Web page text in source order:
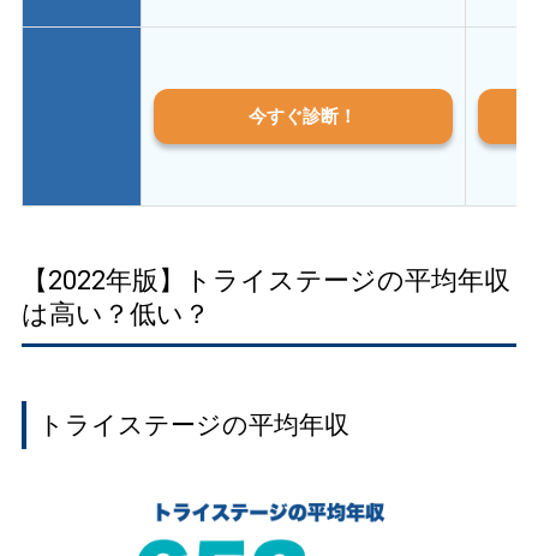
今すぐ診断！
【2022年版】トライステージの平均年収
は高い？低い？
トライステージの平均年収